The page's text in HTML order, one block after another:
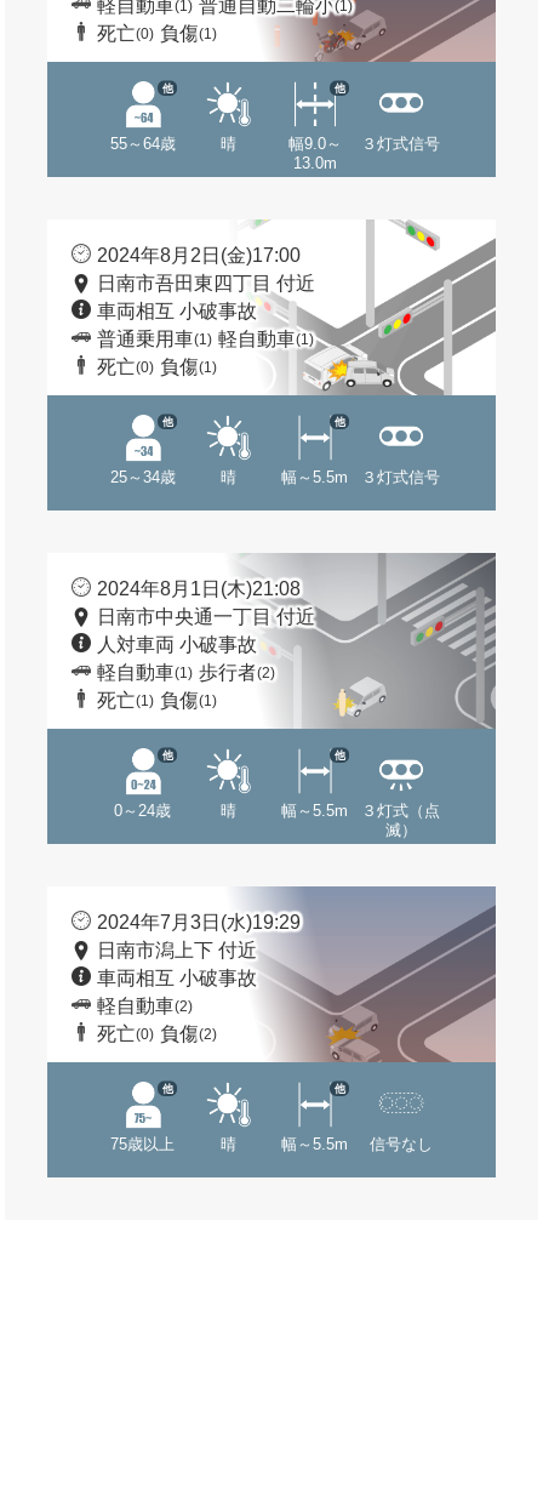
軽自動車(1) 普通自動二輪小(1)
死亡(0) 負傷(1)
55～64歳
他
晴
幅9.0～
13.0m
他
３灯式信号
2024年8月2日(金)17:00
日南市吾田東四丁目 付近
車両相互 小破事故
普通乗用車(1) 軽自動車(1)
死亡(0) 負傷(1)
25～34歳
他
晴 幅～5.5m
他
３灯式信号
2024年8月1日(木)21:08
日南市中央通一丁目 付近
人対車両 小破事故
軽自動車(1) 歩行者(2)
死亡(1) 負傷(1)
0～24歳
他
晴 幅～5.5m
他
３灯式（点
滅）
2024年7月3日(水)19:29
日南市潟上下 付近
車両相互 小破事故
軽自動車(2)
死亡(0) 負傷(2)
75歳以上
他
晴 幅～5.5m
他
信号なし